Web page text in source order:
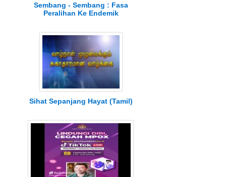
Sembang - Sembang : Fasa
Peralihan Ke Endemik
Sihat Sepanjang Hayat (Tamil)